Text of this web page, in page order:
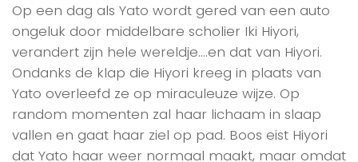
Op een dag als Yato wordt gered van een auto
ongeluk door middelbare scholier Iki Hiyori,
verandert zijn hele wereldje….en dat van Hiyori.
Ondanks de klap die Hiyori kreeg in plaats van
Yato overleefd ze op miraculeuze wijze. Op
random momenten zal haar lichaam in slaap
vallen en gaat haar ziel op pad. Boos eist Hiyori
dat Yato haar weer normaal maakt, maar omdat